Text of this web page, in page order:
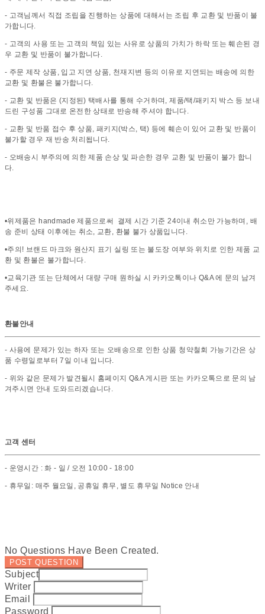
- 고객님께서 직접 조립을 진행하는 상품에 대해서는 조립 후 교환 및 반품이 불
가합니다.
- 고객의 사용 또는 고객의 책임 있는 사유로 상품의 가치가 하락 또는 훼손된 경
우 교환 및 반품이 불가합니다.
- 주문 제작 상품, 입고 지연 상품, 천재지변 등의 이유로 지연되는 배송에 의한
교환 및 환불은 불가합니다.
- 교환 및 반품은 (지정된) 택배사를 통해 수거하며, 제품/택/패키지 박스 등 보내
드린 구성품 그대로 온전한 상태로 반송해 주셔야 합니다.
- 교환 및 반품 접수 후 상품, 패키지(박스, 택) 등에 훼손이 있어 교환 및 반품이
불가할 경우 재 반송 처리됩니다.
- 오배송시 부주의에 의한 제품 손상 및 파손한 경우 교환 및 반품이 불가 합니
다.
•위제품은 handmade 제품으로써 결제 시간 기준 24이내 취소만 가능하며, 배
송 준비 상태 이후에는 취소, 교환, 환불 불가 상품입니다.
•주의! 브랜드 마크와 원산지 표기 실링 또는 불도장 여부와 위치로 인한 제품 교
환 및 환불은 불가합니다.
•교육기관 또는 단체에서 대량 구매 원하실 시 카카오톡이나 Q&A 에 문의 남겨
주세요.
환불안내
- 사용에 문제가 있는 하자 또는 오배송으로 인한 상품 청약철회 가능기간은 상
품 수령일로부터 7일 이내 입니다.
- 위와 같은 문제가 발견될시 홈페이지 Q&A 게시판 또는 카카오톡으로 문의 남
겨주시면 안내 도와드리겠습니다.
고객 센터
- 운영시간 : 화 - 일 / 오전 10:00 - 18:00
- 휴무일: 매주 월요일, 공휴일 휴무, 별도 휴무일 Notice 안내
No Questions Have Been Created.
POST QUESTION
Subject
Writer
Email
Password